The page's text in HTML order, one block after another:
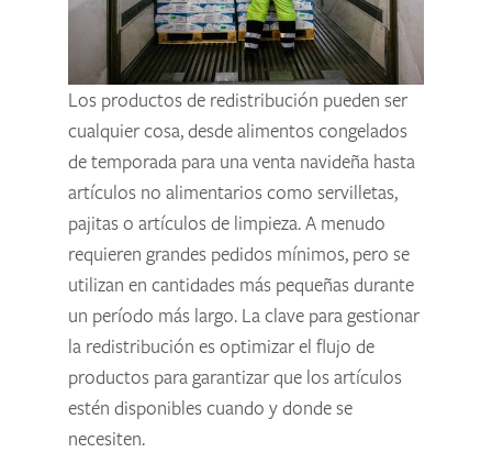
Los productos de redistribución pueden ser
cualquier cosa, desde alimentos congelados
de temporada para una venta navideña hasta
artículos no alimentarios como servilletas,
pajitas o artículos de limpieza. A menudo
requieren grandes pedidos mínimos, pero se
utilizan en cantidades más pequeñas durante
un período más largo. La clave para gestionar
la redistribución es optimizar el flujo de
productos para garantizar que los artículos
estén disponibles cuando y donde se
necesiten.